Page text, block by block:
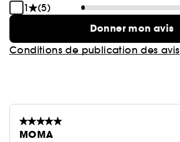
1
(5)
Donner mon avis
Conditions de publication des avis
MOMA